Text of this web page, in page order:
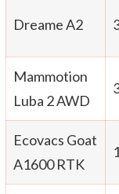
Dreame A2
Mammotion
Luba 2 AWD
Ecovacs Goat
A1600 RTK